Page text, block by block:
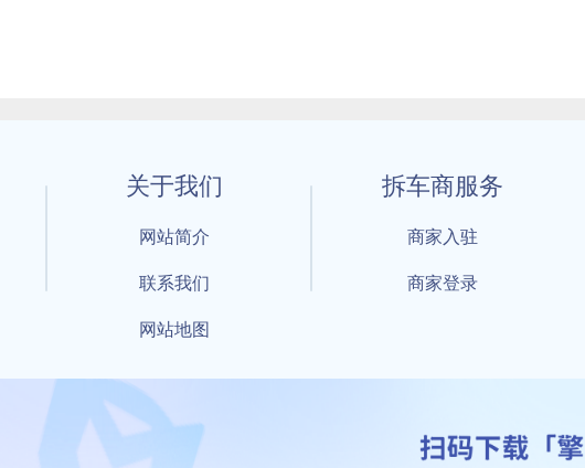
关于我们
网站简介
联系我们
网站地图
拆车商服务
商家入驻
商家登录
© 2021 By 擎天拆车-买卖拆车件，擎天拆车好省快 All Rights Reserved
工信部备案号：鲁ICP备18021004号-17 公安部备案号： 鲁公网安备